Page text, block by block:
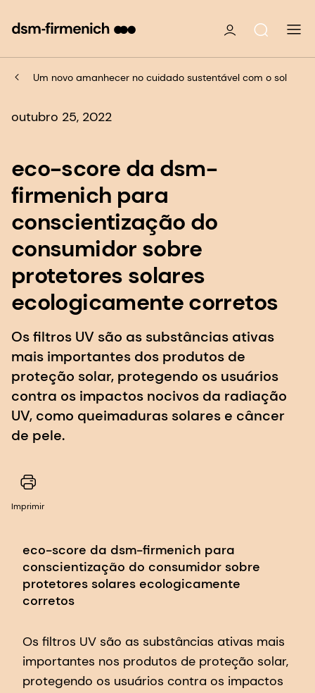
Um novo amanhecer no cuidado sustentável com o sol
outubro 25, 2022
eco-score da dsm-
firmenich para
conscientização do
consumidor sobre
protetores solares
ecologicamente corretos
Os filtros UV são as substâncias ativas
mais importantes dos produtos de
proteção solar, protegendo os usuários
contra os impactos nocivos da radiação
UV, como queimaduras solares e câncer
de pele.
Imprimir
eco-score da dsm-firmenich para
conscientização do consumidor sobre
protetores solares ecologicamente
corretos
Os filtros UV são as substâncias ativas mais
importantes nos produtos de proteção solar,
protegendo os usuários contra os impactos